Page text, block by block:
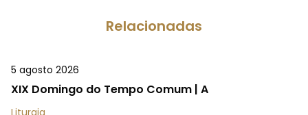
Relacionadas
5 agosto 2026
XIX Domingo do Tempo Comum | A
Liturgia